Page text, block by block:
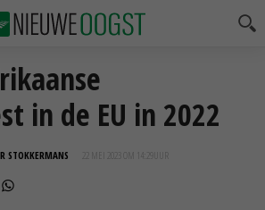
in de EU in 2022
STOKKERMANS 22 MEI 2023 OM 14:29